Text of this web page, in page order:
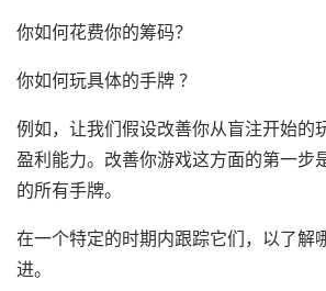
你如何花费你的筹码？
你如何玩具体的手牌 ？
例如，让我们假设改善你从盲注开始的
盈利能力。改善你游戏这方面的第一步
的所有手牌。
在一个特定的时期内跟踪它们，以了解
进。